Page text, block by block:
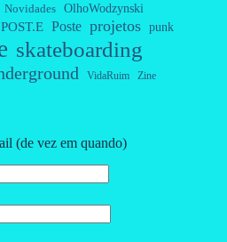
Novidades OlhoWodzynski
POST.E Poste projetos punk
skateboarding
VidaRuim Zine
(de vez em quando)